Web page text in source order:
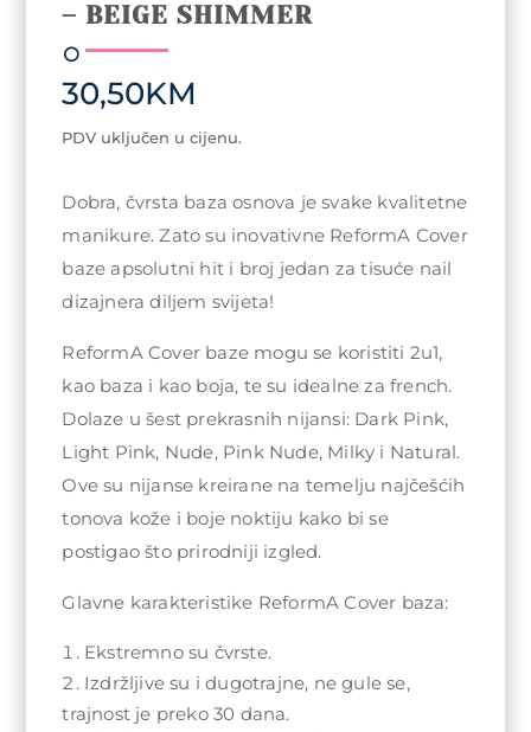
– BEIGE SHIMMER
30,50KM
PDV uključen u cijenu.
Dobra, čvrsta baza osnova je svake kvalitetne
manikure. Zato su inovativne ReformA Cover
baze apsolutni hit i broj jedan za tisuće nail
dizajnera diljem svijeta!
ReformA Cover baze mogu se koristiti 2u1,
kao baza i kao boja, te su idealne za french.
Dolaze u šest prekrasnih nijansi: Dark Pink,
Light Pink, Nude, Pink Nude, Milky i Natural.
Ove su nijanse kreirane na temelju najčešćih
tonova kože i boje noktiju kako bi se
postigao što prirodniji izgled.
Glavne karakteristike ReformA Cover baza:
Ekstremno su čvrste.
Izdržljive su i dugotrajne, ne gule se,
trajnost je preko 30 dana.